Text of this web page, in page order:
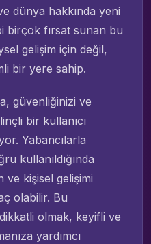
dünya hakkında yeni
birçok fırsat sunan bu
gelişim için değil,
bir yere sahip.
güvenliğinizi ve
bir kullanıcı
Yabancılarla
kullanıldığında
ve kişisel gelişimi
olabilir. Bu
olmak, keyifli ve
yardımcı